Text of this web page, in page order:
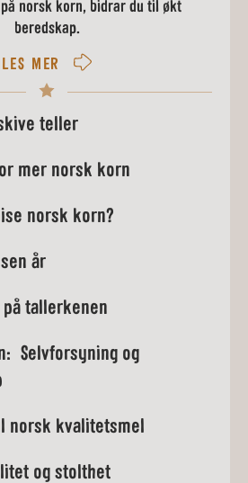
norsk korn, bidrar du til økt
beredskap.
LES MER
teller
mer norsk korn
norsk korn?
år
tallerkenen
Selvforsyning og
norsk kvalitetsmel
og stolthet